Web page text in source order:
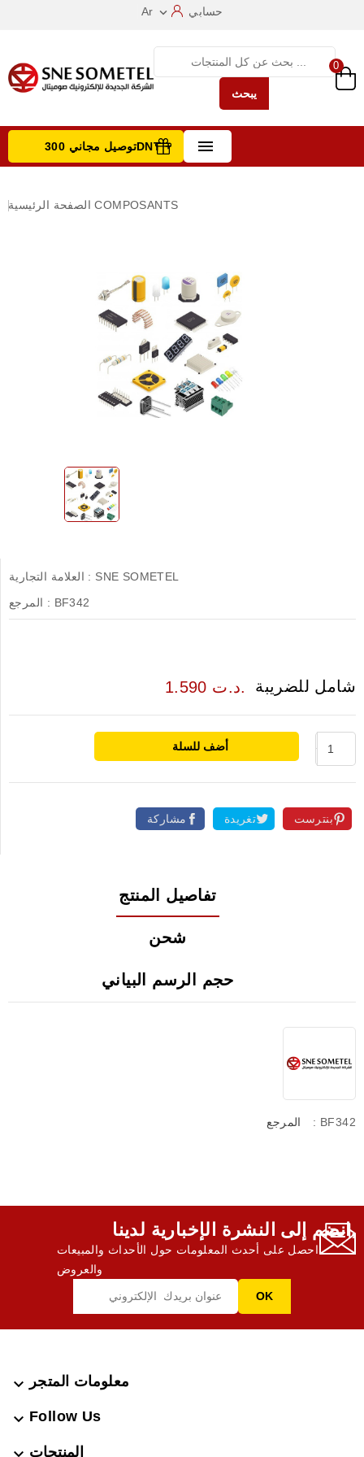
Ar  حسابي
يبحث
0
 توصيل مجاني 300DNT +
الصفحة الرئيسية COMPOSANTS
العلامة التجارية : SNE SOMETEL
المرجع : BF342
1.590 د.ت. شامل للضريبة
أضف للسلة
مشاركة تغريدة بنترست
تفاصيل المنتج
شحن
حجم الرسم البياني
المرجع : BF342
انضم إلى النشرة الإخبارية لدينا,
احصل على أحدث المعلومات حول الأحداث والمبيعات
والعروض
معلومات المتجر 
Follow Us

المنتجات